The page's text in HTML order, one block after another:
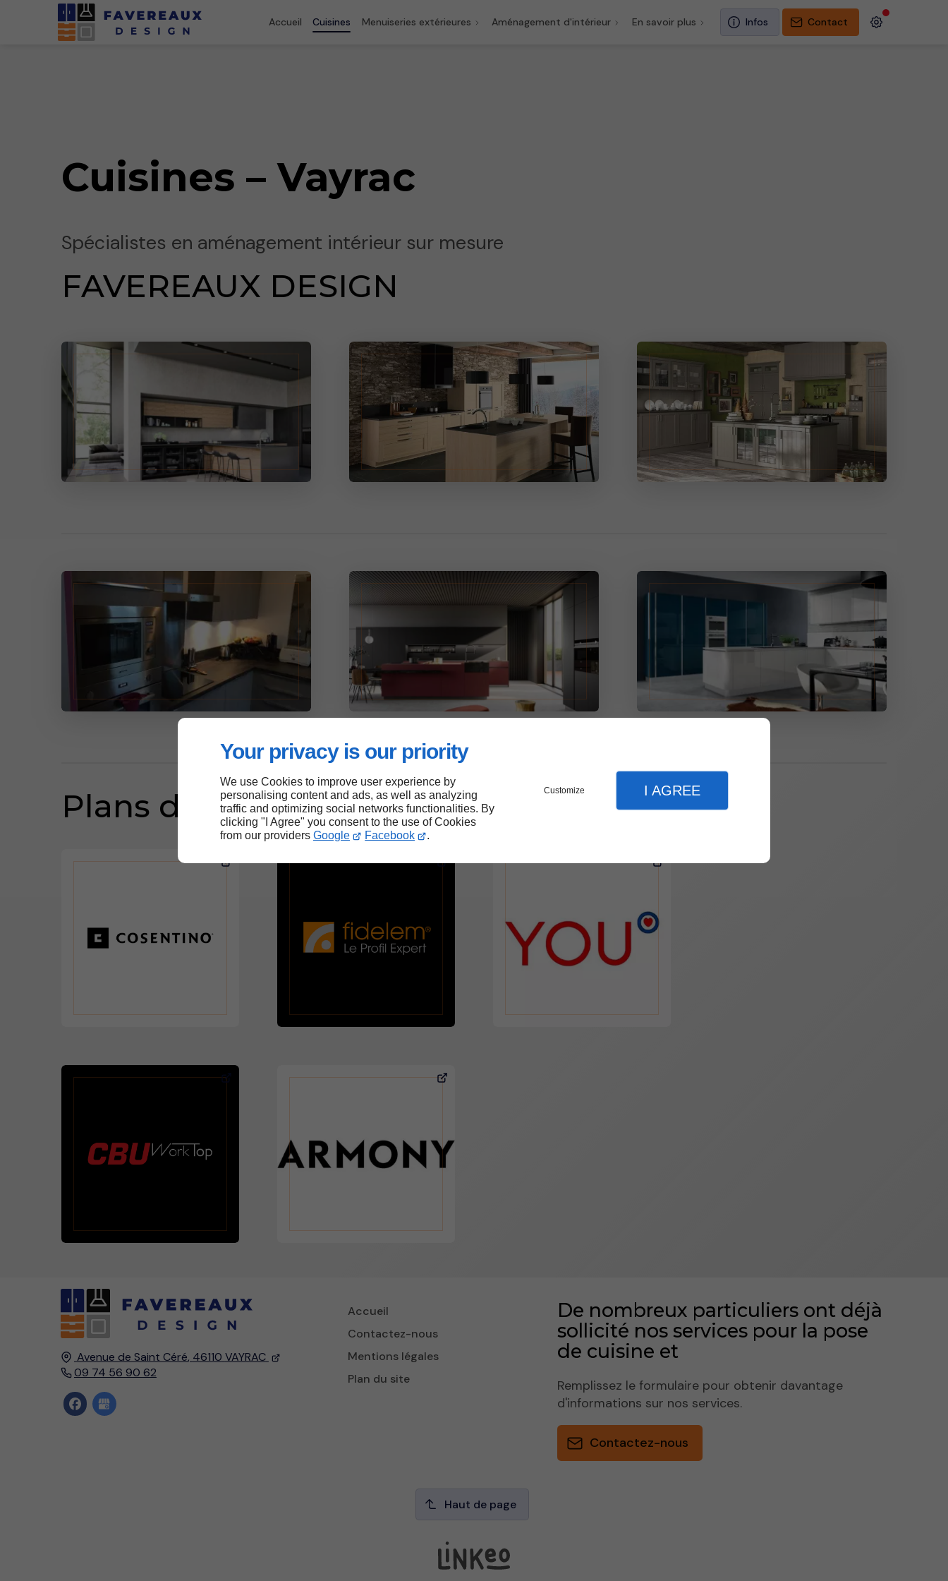
Your privacy is our priority
We use Cookies to improve user experience by
personalising content and ads, as well as analyzing
traffic and optimizing social networks functionalities. By
clicking "I Agree" you consent to the use of Cookies
from our providers Google Facebook .
Customize I AGREE
Accueil Cuisines Menuiseries extérieures Aménagement d'intérieur En savoir plus Infos Contact
Cuisines – Vayrac
Spécialistes en aménagement intérieur sur mesure
FAVEREAUX DESIGN
Plans de travail
Avenue de Saint Céré, 46110 VAYRAC
09 74 56 90 62
Accueil
Contactez-nous
Mentions légales
Plan du site
De nombreux particuliers ont déjà
sollicité nos services pour la pose
de cuisine et
Remplissez le formulaire pour obtenir davantage
d'informations sur nos services.
Contactez-nous
Haut de page